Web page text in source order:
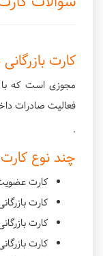
کارت
مجوزی است که با
فعالیت صادرات
.
چند نوع کارت
کارت
کارت
کارت
کارت